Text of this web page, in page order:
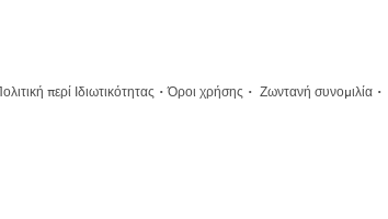
περί Ιδιωτικότητας ·Όροι χρήσης · Ζωντανή συνομιλία ·